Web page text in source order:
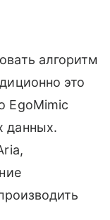
алгоритм
это
EgoMimic
данных.